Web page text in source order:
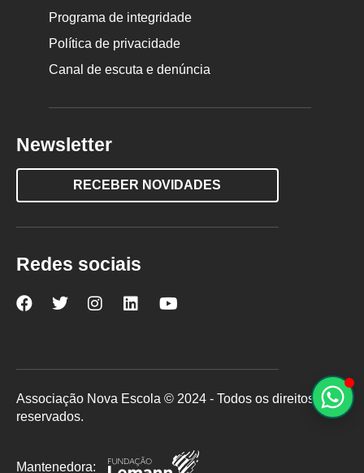
Programa de integridade
Política de privacidade
Canal de escuta e denúncia
Newsletter
RECEBER NOVIDADES
Redes sociais
Nova
Facebook
Nova
Twitter
Nova
Instagram
Nova
LinkedInYouTube
Associação Nova Escola © 2024 - Todos os direitos
reservados.
Mantenedora: